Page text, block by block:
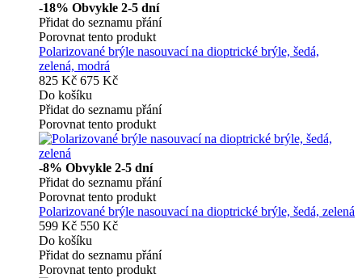
-18% Obvykle 2-5 dní
Přidat do seznamu přání
Porovnat tento produkt
Polarizované brýle nasouvací na dioptrické brýle, šedá,
zelená, modrá
825 Kč 675 Kč
Do košíku
Přidat do seznamu přání
Porovnat tento produkt
-8% Obvykle 2-5 dní
Přidat do seznamu přání
Porovnat tento produkt
Polarizované brýle nasouvací na dioptrické brýle, šedá, zelená
599 Kč 550 Kč
Do košíku
Přidat do seznamu přání
Porovnat tento produkt